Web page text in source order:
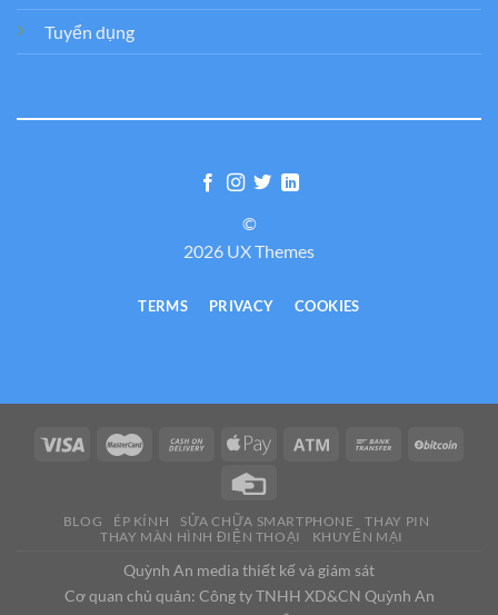
Tuyển dụng
©
2026 UX Themes
TERMS PRIVACY COOKIES
BLOG ÉP KÍNH SỬA CHỮA SMARTPHONE
THAY PIN
THAY MÀN HÌNH ĐIỆN THOẠI
KHUYẾN MẠI
Quỳnh An media thiết kế và giám sát
Cơ quan chủ quản: Công ty TNHH XD&CN Quỳnh An